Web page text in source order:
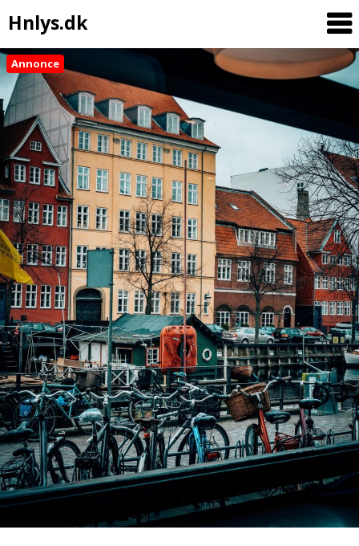
Hnlys.dk
Skip
to
content
Annonce